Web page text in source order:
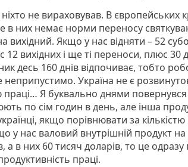
не вираховував. В європейських
в них немає норми переносу
вихідний. Якщо у нас відняти – 52
12 вихідних і ще ті переноси, плюс 30
десь 160 днів відпочиває, тобто
неприпустимо. Україна не є
праці… Я буквально днями повернувся
по сім годин в день, але інша
якщо порівнювати за
у нас валовий внутрішній продукт
а в них 60 тисяч доларів, то це
праці.